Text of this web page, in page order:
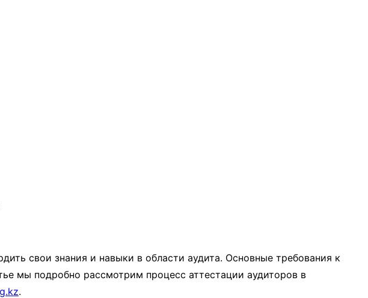
свои знания и навыки в области аудита. Основные требования к
мы подробно рассмотрим процесс аттестации аудиторов в
.